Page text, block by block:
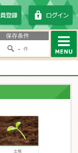
保存条件
- 件